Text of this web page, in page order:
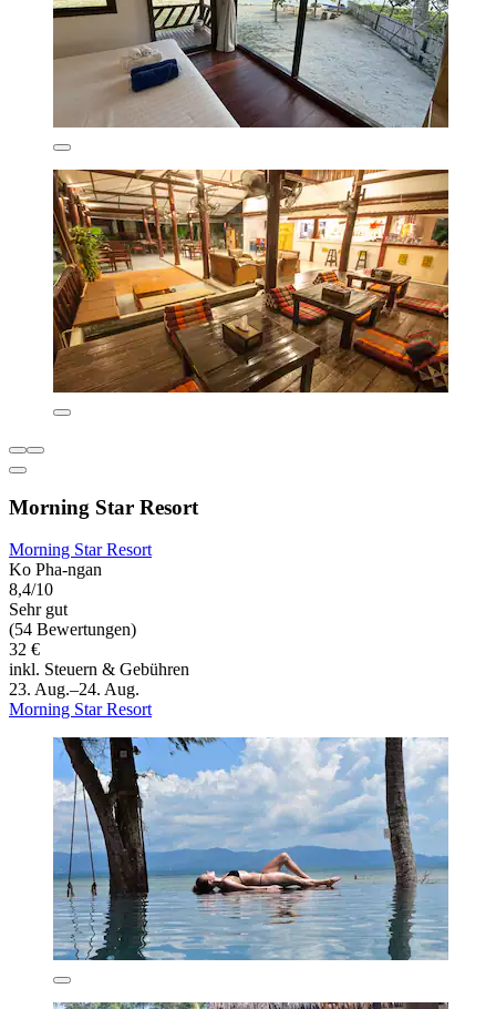
Morning Star Resort
Morning Star Resort
Ko Pha-ngan
8,4/10
Sehr gut
(54 Bewertungen)
32 €
inkl. Steuern & Gebühren
23. Aug.–24. Aug.
Morning Star Resort